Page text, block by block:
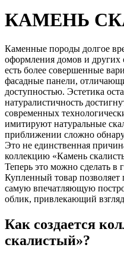
КАМЕНЬ
Каменные породы долгое
оформления домов и других
есть более совершенные
фасадные панели,
доступностью. Эстетика
натуралистичность
современных
имитируют натуральные
приближении сложно
Это не единственная
коллекцию «Камень
Теперь это можно сделать
Купленный товар
самую впечатляющую
облик, привлекающий
Как создается
скалистый»?